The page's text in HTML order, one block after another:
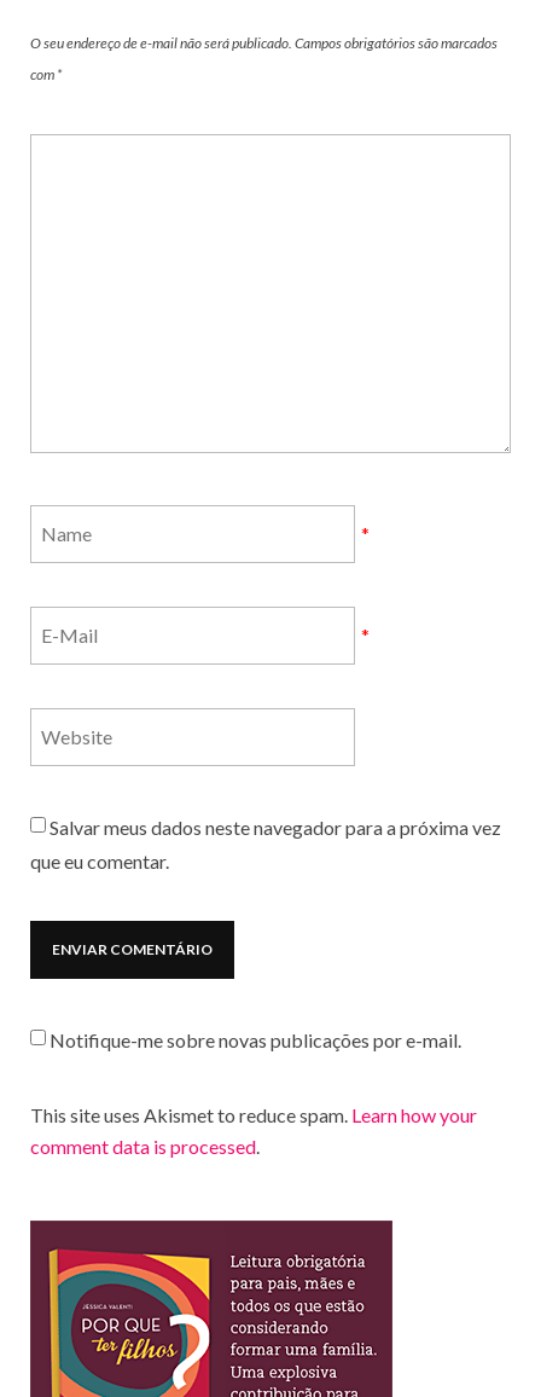
O seu endereço de e-mail não será publicado. Campos obrigatórios são marcados
com *
*
*
Salvar meus dados neste navegador para a próxima vez
que eu comentar.
Notifique-me sobre novas publicações por e-mail.
This site uses Akismet to reduce spam. Learn how your
comment data is processed.